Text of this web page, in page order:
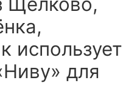
использует
для